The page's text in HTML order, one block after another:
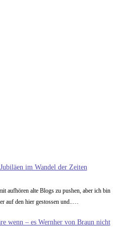
im Wandel der Zeiten
aufhören alte Blogs zu pushen, aber ich bin
auf den hier gestossen und..…
wenn – es Wernher von Braun nicht